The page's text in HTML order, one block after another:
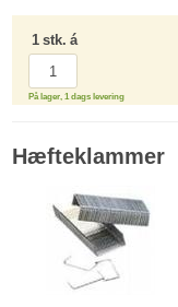
1 stk. á
På lager, 1 dags levering
Hæfteklammer